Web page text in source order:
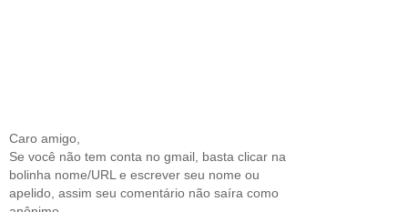
Caro amigo,
Se você não tem conta no gmail, basta clicar na
bolinha nome/URL e escrever seu nome ou
apelido, assim seu comentário não saíra como